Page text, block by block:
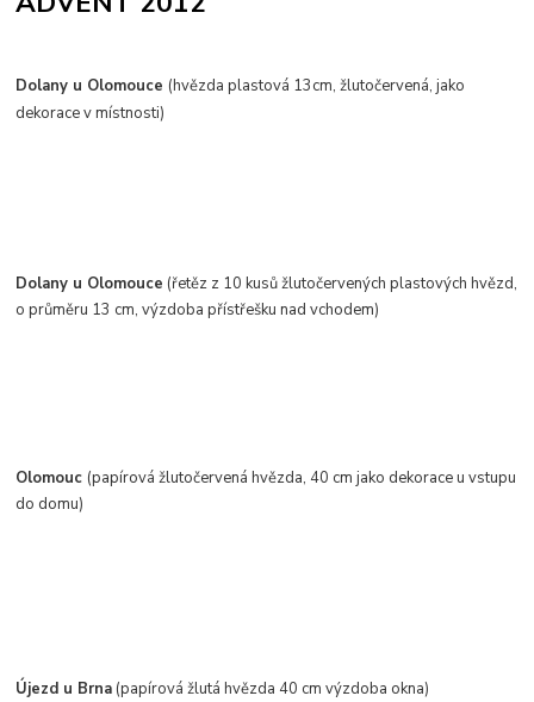
Dolany u Olomouce (hvězda plastová 13cm, žlutočervená, jako
dekorace v místnosti)
Dolany u Olomouce (řetěz z 10 kusů žlutočervených plastových hvězd,
o průměru 13 cm, výzdoba přístřešku nad vchodem)
Olomouc (papírová žlutočervená hvězda, 40 cm jako dekorace u vstupu
do domu)
Újezd u Brna (papírová žlutá hvězda 40 cm výzdoba okna)